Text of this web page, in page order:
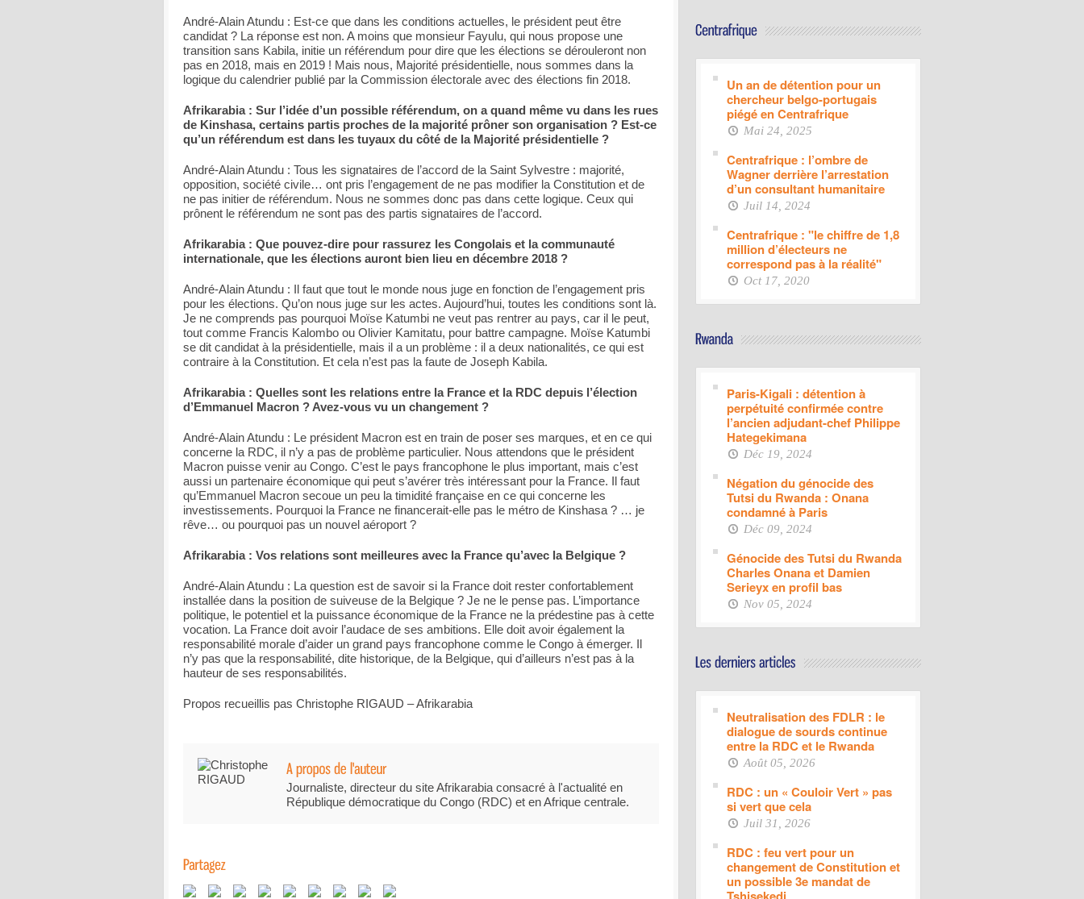
André-Alain Atundu : Est-ce que dans les conditions actuelles, le président peut être
candidat ? La réponse est non. A moins que monsieur Fayulu, qui nous propose une
transition sans Kabila, initie un référendum pour dire que les élections se dérouleront non
pas en 2018, mais en 2019 ! Mais nous, Majorité présidentielle, nous sommes dans la
logique du calendrier publié par la Commission électorale avec des élections fin 2018.
Afrikarabia : Sur l’idée d’un possible référendum, on a quand même vu dans les rues
de Kinshasa, certains partis proches de la majorité prôner son organisation ? Est-ce
qu’un référendum est dans les tuyaux du côté de la Majorité présidentielle ?
André-Alain Atundu : Tous les signataires de l’accord de la Saint Sylvestre : majorité,
opposition, société civile… ont pris l’engagement de ne pas modifier la Constitution et de
ne pas initier de référendum. Nous ne sommes donc pas dans cette logique. Ceux qui
prônent le référendum ne sont pas des partis signataires de l’accord.
Afrikarabia : Que pouvez-dire pour rassurez les Congolais et la communauté
internationale, que les élections auront bien lieu en décembre 2018 ?
André-Alain Atundu : Il faut que tout le monde nous juge en fonction de l’engagement pris
pour les élections. Qu’on nous juge sur les actes. Aujourd’hui, toutes les conditions sont là.
Je ne comprends pas pourquoi Moïse Katumbi ne veut pas rentrer au pays, car il le peut,
tout comme Francis Kalombo ou Olivier Kamitatu, pour battre campagne. Moïse Katumbi
se dit candidat à la présidentielle, mais il a un problème : il a deux nationalités, ce qui est
contraire à la Constitution. Et cela n’est pas la faute de Joseph Kabila.
Afrikarabia : Quelles sont les relations entre la France et la RDC depuis l’élection
d’Emmanuel Macron ? Avez-vous vu un changement ?
André-Alain Atundu : Le président Macron est en train de poser ses marques, et en ce qui
concerne la RDC, il n’y a pas de problème particulier. Nous attendons que le président
Macron puisse venir au Congo. C’est le pays francophone le plus important, mais c’est
aussi un partenaire économique qui peut s’avérer très intéressant pour la France. Il faut
qu’Emmanuel Macron secoue un peu la timidité française en ce qui concerne les
investissements. Pourquoi la France ne financerait-elle pas le métro de Kinshasa ? … je
rêve… ou pourquoi pas un nouvel aéroport ?
Afrikarabia : Vos relations sont meilleures avec la France qu’avec la Belgique ?
André-Alain Atundu : La question est de savoir si la France doit rester confortablement
installée dans la position de suiveuse de la Belgique ? Je ne le pense pas. L’importance
politique, le potentiel et la puissance économique de la France ne la prédestine pas à cette
vocation. La France doit avoir l’audace de ses ambitions. Elle doit avoir également la
responsabilité morale d’aider un grand pays francophone comme le Congo à émerger. Il
n’y pas que la responsabilité, dite historique, de la Belgique, qui d’ailleurs n’est pas à la
hauteur de ses responsabilités.
Propos recueillis pas Christophe RIGAUD – Afrikarabia
Journaliste, directeur du site Afrikarabia consacré à l'actualité en
République démocratique du Congo (RDC) et en Afrique centrale.
Un an de détention pour un
chercheur belgo-portugais
piégé en Centrafrique
Mai 24, 2025
Centrafrique : l’ombre de
Wagner derrière l’arrestation
d’un consultant humanitaire
Juil 14, 2024
Centrafrique : "le chiffre de 1,8
million d’électeurs ne
correspond pas à la réalité"
Oct 17, 2020
Paris-Kigali : détention à
perpétuité confirmée contre
l’ancien adjudant-chef Philippe
Hategekimana
Déc 19, 2024
Négation du génocide des
Tutsi du Rwanda : Onana
condamné à Paris
Déc 09, 2024
Génocide des Tutsi du Rwanda
Charles Onana et Damien
Serieyx en profil bas
Nov 05, 2024
Neutralisation des FDLR : le
dialogue de sourds continue
entre la RDC et le Rwanda
Août 05, 2026
RDC : un « Couloir Vert » pas
si vert que cela
Juil 31, 2026
RDC : feu vert pour un
changement de Constitution et
un possible 3e mandat de